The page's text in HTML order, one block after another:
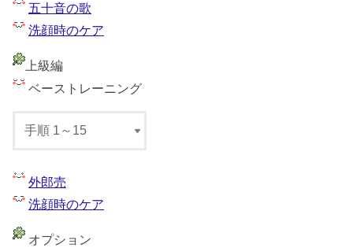
五十音の歌
洗顔時のケア
上級編
ベーストレーニング
外郎売
洗顔時のケア
オプション